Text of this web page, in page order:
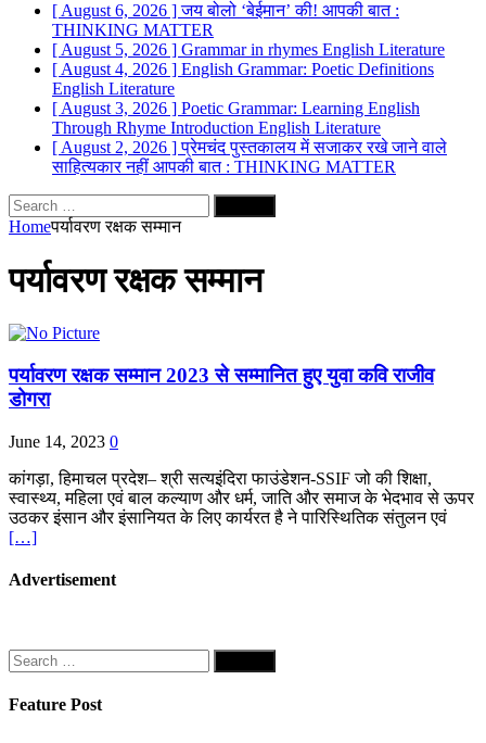
[ August 6, 2026 ]जय बोलो ‘बेईमान’ की! आपकी बात :
THINKING MATTER
[ August 5, 2026 ] Grammar in rhymes English Literature
[ August 4, 2026 ] English Grammar: Poetic Definitions
English Literature
[ August 3, 2026 ] Poetic Grammar: Learning English
Through Rhyme Introduction English Literature
[ August 2, 2026 ]प्रेमचंद पुस्तकालय में सजाकर रखे जाने वाले
साहित्यकार नहीं आपकी बात : THINKING MATTER
Search
for:
Homeपर्यावरण रक्षक सम्मान
पर्यावरण रक्षक सम्मान
पर्यावरण रक्षक सम्मान 2023 से सम्मानित हुए युवा कवि राजीव
डोगरा
June 14, 2023 0
कांगड़ा, हिमाचल प्रदेश– श्री सत्यइंदिरा फाउंडेशन-SSIF जो की शिक्षा,
स्वास्थ्य, महिला एवं बाल कल्याण और धर्म, जाति और समाज के भेदभाव से ऊपर
उठकर इंसान और इंसानियत के लिए कार्यरत है ने पारिस्थितिक संतुलन एवं
[…]
Advertisement
Search
for:
Feature Post